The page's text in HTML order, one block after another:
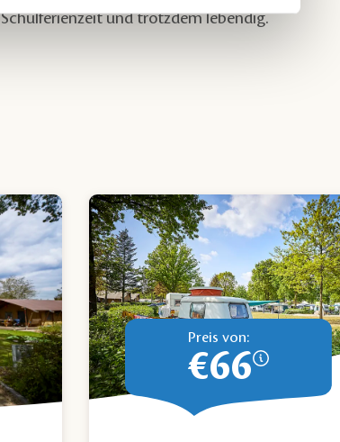
Schulferienzeit und trotzdem lebendig.
Preis von:
€66